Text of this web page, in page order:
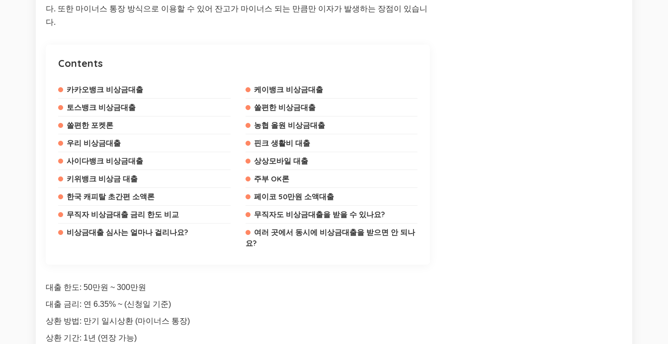
다. 또한 마이너스 통장 방식으로 이용할 수 있어 잔고가 마이너스 되는 만큼만 이자가 발생하는 장점이 있습니
다.
Contents
카카오뱅크 비상금대출
케이뱅크 비상금대출
토스뱅크 비상금대출
쏠편한 비상금대출
쏠편한 포켓론
농협 올원 비상금대출
우리 비상금대출
핀크 생활비 대출
사이다뱅크 비상금대출
상상모바일 대출
키위뱅크 비상금 대출
주부 OK론
한국 캐피탈 초간편 소액론
페이코 50만원 소액대출
무직자 비상금대출 금리 한도 비교
무직자도 비상금대출을 받을 수 있나요?
비상금대출 심사는 얼마나 걸리나요?
여러 곳에서 동시에 비상금대출을 받으면 안 되나
요?
대출 한도: 50만원 ~ 300만원
대출 금리: 연 6.35% ~ (신청일 기준)
상환 방법: 만기 일시상환 (마이너스 통장)
상환 기간: 1년 (연장 가능)